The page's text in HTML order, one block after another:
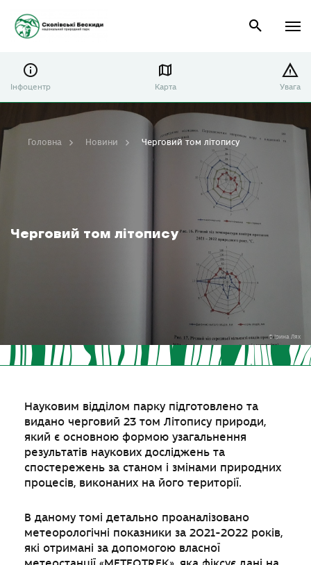
Інфоцентр Карта Увага
Черговий том літопису
Головна Новини Черговий том літопису
© Ірина Лях
Науковим відділом парку підготовлено та
видано черговий 23 том Літопису природи,
який є основною формою узагальнення
результатів наукових досліджень та
спостережень за станом і змінами природних
процесів, виконаних на його території.
В даному томі детально проаналізовано
метеорологічні показники за 2021-2022 років,
які отримані за допомогою власної